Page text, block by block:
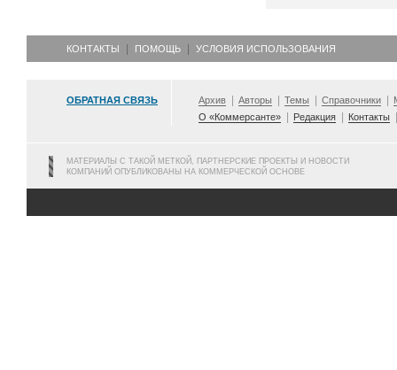
КОНТАКТЫ ПОМОЩЬ УСЛОВИЯ ИСПОЛЬЗОВАНИЯ
ОБРАТНАЯ СВЯЗЬ Архив Авторы Темы Справочники
О «Коммерсанте»
Редакция Контакты
МАТЕРИАЛЫ С ТАКОЙ МЕТКОЙ, ПАРТНЕРСКИЕ ПРОЕКТЫ И НОВОСТИ
КОМПАНИЙ ОПУБЛИКОВАНЫ НА КОММЕРЧЕСКОЙ ОСНОВЕ